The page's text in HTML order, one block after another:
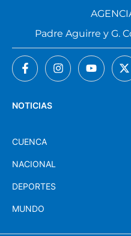
NOTICIAS
CUENCA
NACIONAL
DEPORTES
MUNDO
Padre Aguirre y G.